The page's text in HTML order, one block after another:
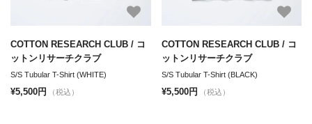
COTTON RESEARCH CLUB / コ
ットンリサーチクラブ
S/S Tubular T-Shirt (WHITE)
¥5,500円 （税込）
COTTON RESEARCH CLUB / コ
ットンリサーチクラブ
S/S Tubular T-Shirt (BLACK)
¥5,500円 （税込）